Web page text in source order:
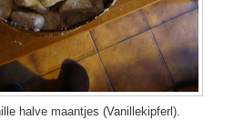
halve maantjes (Vanillekipferl).